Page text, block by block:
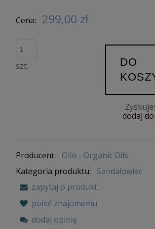
Cena: 299,00 zł
szt.
DO
dodaj
Producent:
Oilo - Organic Oils
Kategoria produktu:
Sandałowiec
zapytaj o produkt
poleć znajomemu
dodaj opinię